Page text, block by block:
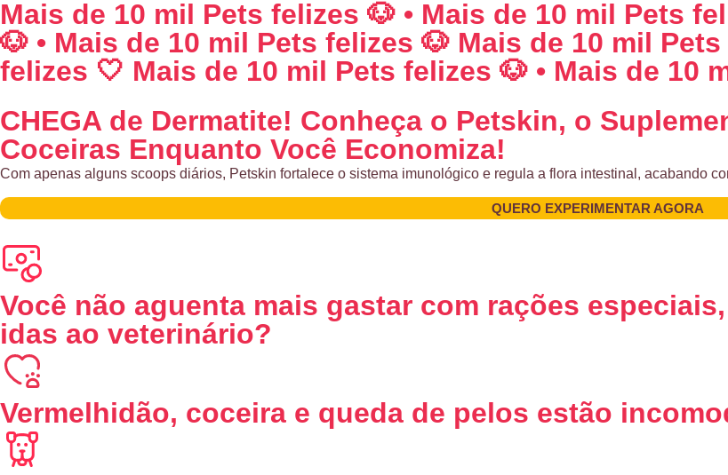
Mais de 10 mil Pets felizes 🐶 • Mais de 10 mil Pets
🐶 • Mais de 10 mil Pets felizes 🐶 Mais de 10 mil
felizes 🤍 Mais de 10 mil Pets felizes 🐶 • Mais de 10
CHEGA de Dermatite! Conheça o Petskin, o
Coceiras Enquanto Você Economiza!
Com apenas alguns scoops diários, Petskin fortalece o sistema imunológico e regula a flora intestinal, acabando
QUERO EXPERIMENTAR AGORA
Você não aguenta mais gastar com rações
idas ao veterinário?
Vermelhidão, coceira e queda de pelos estão